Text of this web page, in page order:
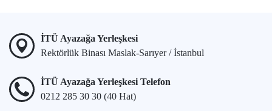
İTÜ Ayazağa Yerleşkesi
Rektörlük Binası Maslak-Sarıyer / İstanbul
İTÜ Ayazağa Yerleşkesi Telefon
0212 285 30 30 (40 Hat)